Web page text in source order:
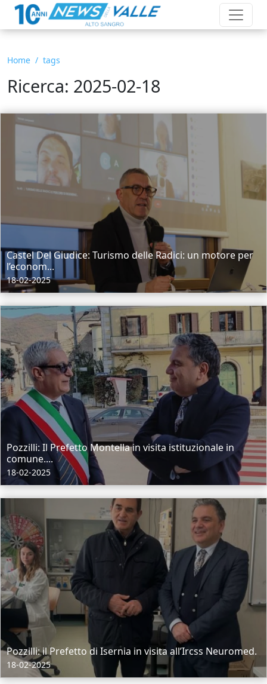
Home tags
Ricerca: 2025-02-18
Castel Del Giudice: Turismo delle Radici: un motore per
l’econom...
18-02-2025
Pozzilli: Il Prefetto Montella in visita istituzionale in
comune....
18-02-2025
Pozzilli: il Prefetto di Isernia in visita all’Ircss Neuromed.
18-02-2025